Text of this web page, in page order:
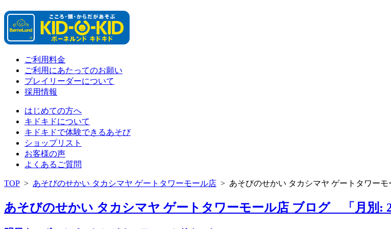
ご利用料金
ご利用にあたってのお願い
プレイリーダーについて
採用情報
はじめての方へ
キドキドについて
キドキドで体験できるあそび
ショップリスト
お客様の声
よくあるご質問
TOP > あそびのせかい タカシマヤ ゲートタワーモール店 > あそびのせかい タカシマヤ ゲートタワーモ
あそびのせかい タカシマヤ ゲートタワーモール店 ブログ 「月別: